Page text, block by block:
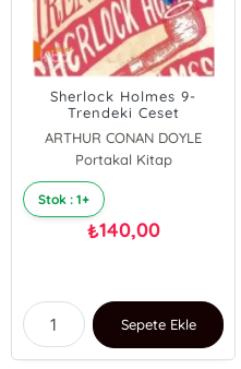
Sherlock Holmes 9-
Trendeki Ceset
ARTHUR CONAN DOYLE
Portakal Kitap
Stok : 1+
₺140,00
Sepete Ekle